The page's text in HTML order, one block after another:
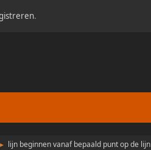
.
► lijn beginnen vanaf bepaald punt op de lijn